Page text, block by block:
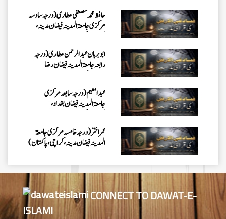
کراچی،پاکستان)
ابو برہان عبدالرحمن عطاری (درجہ
،لاہور،پاکستان)
عبدالمقیم (درجہ سابعہ مرکزی
کراچی،پاکستان)
عمر اختر (درجہ خامسہ مرکزی جامعۃ
محمد وقاص (مرکزی جامعۃ المدینہ
محمد سعد عمران (درجہ عالیہ مرکزی
جامعۃ المدینہ فیضانِ مدینہ ،کراچی
،پاکستان)
CONNECT TO DAWAT-E-
ISLAMI